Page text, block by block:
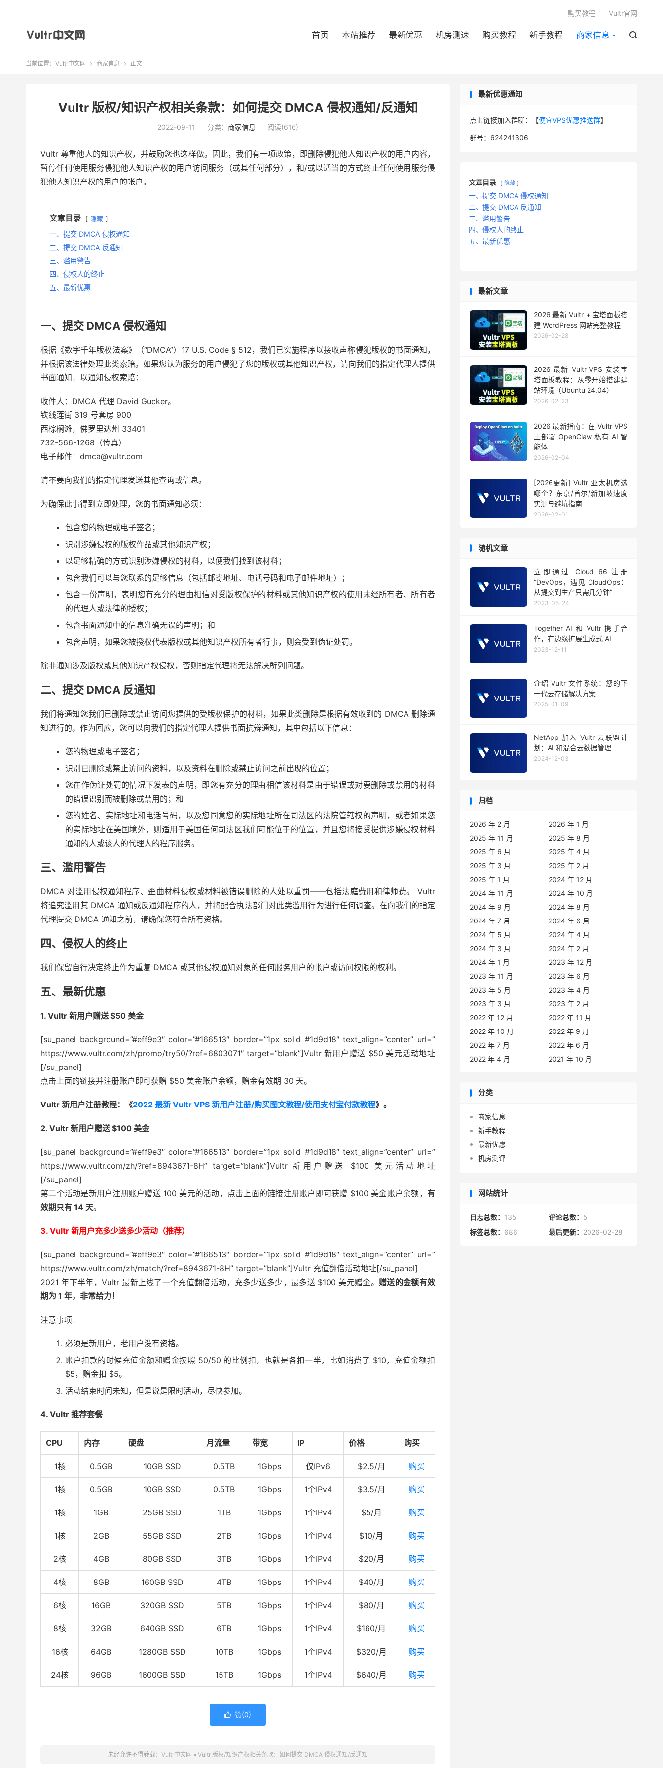
首页 本站推荐 最新优惠 机房测速 购买教程 新手教程 商家信息 
购买教程 Vultr官网
当前位置： Vultr中文网  商家信息  正文
Vultr 版权/知识产权相关条款：如何提交 DMCA 侵权通知/反通知
2022-09-11 分类： 商家信息 阅读(616)
Vultr 尊重他人的知识产权，并鼓励您也这样做。因此，我们有一项政策，即删除侵犯他人知识产权的用户内容，
暂停任何使用服务侵犯他人知识产权的用户访问服务（或其任何部分），和/或以适当的方式终止任何使用服务侵
犯他人知识产权的用户的帐户。
文章目录 隐藏
一、提交 DMCA 侵权通知
二、提交 DMCA 反通知
三、滥用警告
四、侵权人的终止
五、最新优惠
一、提交 DMCA 侵权通知
根据《数字千年版权法案》（“DMCA”）17 U.S. Code § 512，我们已实施程序以接收声称侵犯版权的书面通知，
并根据该法律处理此类索赔。如果您认为服务的用户侵犯了您的版权或其他知识产权，请向我们的指定代理人提供
书面通知，以通知侵权索赔：
收件人：DMCA 代理 David Gucker。
铁线莲街 319 号套房 900
西棕榈滩，佛罗里达州 33401
732-566-1268（传真）
电子邮件：dmca@vultr.com
请不要向我们的指定代理发送其他查询或信息。
为确保此事得到立即处理，您的书面通知必须：
包含您的物理或电子签名；
识别涉嫌侵权的版权作品或其他知识产权；
以足够精确的方式识别涉嫌侵权的材料，以便我们找到该材料；
包含我们可以与您联系的足够信息（包括邮寄地址、电话号码和电子邮件地址）；
包含一份声明，表明您有充分的理由相信对受版权保护的材料或其他知识产权的使用未经所有者、所有者
的代理人或法律的授权；
包含书面通知中的信息准确无误的声明；和
包含声明，如果您被授权代表版权或其他知识产权所有者行事，则会受到伪证处罚。
除非通知涉及版权或其他知识产权侵权，否则指定代理将无法解决所列问题。
二、提交 DMCA 反通知
我们将通知您我们已删除或禁止访问您提供的受版权保护的材料，如果此类删除是根据有效收到的 DMCA 删除通
知进行的。作为回应，您可以向我们的指定代理人提供书面抗辩通知，其中包括以下信息：
您的物理或电子签名；
识别已删除或禁止访问的资料，以及资料在删除或禁止访问之前出现的位置；
您在作伪证处罚的情况下发表的声明，即您有充分的理由相信该材料是由于错误或对要删除或禁用的材料
的错误识别而被删除或禁用的；和
您的姓名、实际地址和电话号码，以及您同意您的实际地址所在司法区的法院管辖权的声明，或者如果您
的实际地址在美国境外，则适用于美国任何司法区我们可能位于的位置，并且您将接受提供涉嫌侵权材料
通知的人或该人的代理人的程序服务。
三、滥用警告
DMCA 对滥用侵权通知程序、歪曲材料侵权或材料被错误删除的人处以重罚——包括法庭费用和律师费。 Vultr
将追究滥用其 DMCA 通知或反通知程序的人，并将配合执法部门对此类滥用行为进行任何调查。在向我们的指定
代理提交 DMCA 通知之前，请确保您符合所有资格。
四、侵权人的终止
我们保留自行决定终止作为重复 DMCA 或其他侵权通知对象的任何服务用户的帐户或访问权限的权利。
五、最新优惠
1. Vultr 新用户赠送 $50 美金
[su_panel background=”#eff9e3″ color=”#166513″ border=”1px solid #1d9d18″ text_align=”center” url=”
https://www.vultr.com/zh/promo/try50/?ref=6803071″ target=”blank”]Vultr 新用户赠送 $50 美元活动地址
[/su_panel]
点击上面的链接并注册账户即可获赠 $50 美金账户余额，赠金有效期 30 天。
Vultr 新用户注册教程：《2022 最新 Vultr VPS 新用户注册/购买图文教程/使用支付宝付款教程》。
2. Vultr 新用户赠送 $100 美金
[su_panel background=”#eff9e3″ color=”#166513″ border=”1px solid #1d9d18″ text_align=”center” url=”
https://www.vultr.com/zh/?ref=8943671-8H” target=”blank”]Vultr 新用户赠送 $100 美元活动地址
[/su_panel]
第二个活动是新用户注册账户赠送 100 美元的活动，点击上面的链接注册账户即可获赠 $100 美金账户余额， 有
效期只有 14 天。
3. Vultr 新用户充多少送多少活动（推荐）
[su_panel background=”#eff9e3″ color=”#166513″ border=”1px solid #1d9d18″ text_align=”center” url=”
https://www.vultr.com/zh/match/?ref=8943671-8H” target=”blank”]Vultr 充值翻倍活动地址[/su_panel]
2021 年下半年，Vultr 最新上线了一个充值翻倍活动，充多少送多少，最多送 $100 美元赠金。 赠送的金额有效
期为 1 年，非常给力！
注意事项：
必须是新用户，老用户没有资格。
账户扣款的时候充值金额和赠金按照 50/50 的比例扣，也就是各扣一半，比如消费了 $10，充值金额扣
$5，赠金扣 $5。
活动结束时间未知，但是说是限时活动，尽快参加。
4. Vultr 推荐套餐
CPU 内存 硬盘 月流量 带宽 IP 价格 购买
1核 0.5GB 10GB SSD 0.5TB 1Gbps 仅IPv6 $2.5/月 购买
1核 0.5GB 10GB SSD 0.5TB 1Gbps 1个IPv4 $3.5/月 购买
1核 1GB 25GB SSD 1TB 1Gbps 1个IPv4 $5/月 购买
1核 2GB 55GB SSD 2TB 1Gbps 1个IPv4 $10/月 购买
2核 4GB 80GB SSD 3TB 1Gbps 1个IPv4 $20/月 购买
4核 8GB 160GB SSD 4TB 1Gbps 1个IPv4 $40/月 购买
6核 16GB 320GB SSD 5TB 1Gbps 1个IPv4 $80/月 购买
8核 32GB 640GB SSD 6TB 1Gbps 1个IPv4 $160/月 购买
16核 64GB 1280GB SSD 10TB 1Gbps 1个IPv4 $320/月 购买
24核 96GB 1600GB SSD 15TB 1Gbps 1个IPv4 $640/月 购买
 赞(0)
未经允许不得转载： Vultr中文网 » Vultr 版权/知识产权相关条款：如何提交 DMCA 侵权通知/反通知
最新优惠通知
点击链接加入群聊：【便宜VPS优惠推送群】
群号：624241306
文章目录 隐藏
一、提交 DMCA 侵权通知
二、提交 DMCA 反通知
三、滥用警告
四、侵权人的终止
五、最新优惠
最新文章
2026 最新 Vultr + 宝塔面板搭
建 WordPress 网站完整教程
2026-02-28
2026 最新 Vultr VPS 安装宝
塔面板教程：从零开始搭建建
站环境（Ubuntu 24.04）
2026-02-23
2026 最新指南：在 Vultr VPS
上部署 OpenClaw 私有 AI 智
能体
2026-02-04
[2026更新] Vultr 亚太机房选
哪个？东京/首尔/新加坡速度
实测与避坑指南
2026-02-01
随机文章
立即通过 Cloud 66 注册
“DevOps，遇见 CloudOps：
从提交到生产只需几分钟”
2023-05-24
Together AI 和 Vultr 携手合
作，在边缘扩展生成式 AI
2023-12-11
介绍 Vultr 文件系统：您的下
一代云存储解决方案
2025-01-09
NetApp 加入 Vultr 云联盟计
划：AI 和混合云数据管理
2024-12-03
归档
2026 年 2 月
2026 年 1 月
2025 年 11 月
2025 年 8 月
2025 年 6 月
2025 年 4 月
2025 年 3 月
2025 年 2 月
2025 年 1 月
2024 年 12 月
2024 年 11 月
2024 年 10 月
2024 年 9 月
2024 年 8 月
2024 年 7 月
2024 年 6 月
2024 年 5 月
2024 年 4 月
2024 年 3 月
2024 年 2 月
2024 年 1 月
2023 年 12 月
2023 年 11 月
2023 年 6 月
2023 年 5 月
2023 年 4 月
2023 年 3 月
2023 年 2 月
2022 年 12 月
2022 年 11 月
2022 年 10 月
2022 年 9 月
2022 年 7 月
2022 年 6 月
2022 年 4 月
2021 年 10 月
分类
商家信息
新手教程
最新优惠
机房测评
网站统计
日志总数： 135 评论总数： 5
标签总数： 686 最后更新： 2026-02-28